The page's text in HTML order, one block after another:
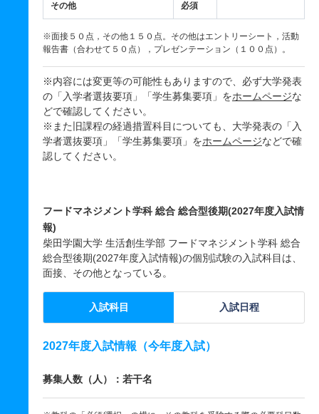
その他 必須
※面接５０点，その他１５０点。その他はエントリーシート，活動
報告書（合わせて５０点），プレゼンテーション（１００点）。
※内容には変更等の可能性もありますので、必ず大学発表
の「入学者選抜要項」「学生募集要項」をホームページな
どで確認してください。
※また旧課程の経過措置科目についても、大学発表の「入
学者選抜要項」「学生募集要項」をホームページなどで確
認してください。
フードマネジメント学科 総合 総合型後期(2027年度入試情
報)
柴田学園大学 生活創生学部 フードマネジメント学科 総合
総合型後期(2027年度入試情報)の個別試験の入試科目は、
面接、その他となっている。
入試科目 入試日程
2027年度入試情報（今年度入試）
募集人数（人）：若干名